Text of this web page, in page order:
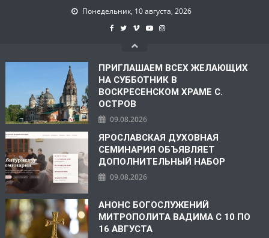
Понедельник, 10 августа, 2026
ПРИГЛАШАЕМ ВСЕХ ЖЕЛАЮЩИХ
НА СУББОТНИК В
ВОСКРЕСЕНСКОМ ХРАМЕ С.
ОСТРОВ
09.08.2026
ЯРОСЛАВСКАЯ ДУХОВНАЯ
СЕМИНАРИЯ ОБЪЯВЛЯЕТ
ДОПОЛНИТЕЛЬНЫЙ НАБОР
09.08.2026
АНОНС БОГОСЛУЖЕНИЙ
МИТРОПОЛИТА ВАДИМА С 10 ПО
16 АВГУСТА